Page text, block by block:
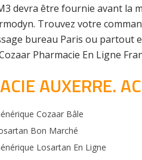
devra être fournie avant la
Trouvez votre
bureau Paris ou partout
Pharmacie En Ligne
AUXERRE.
Cozaar Bâle
Bon Marché
Losartan En Ligne